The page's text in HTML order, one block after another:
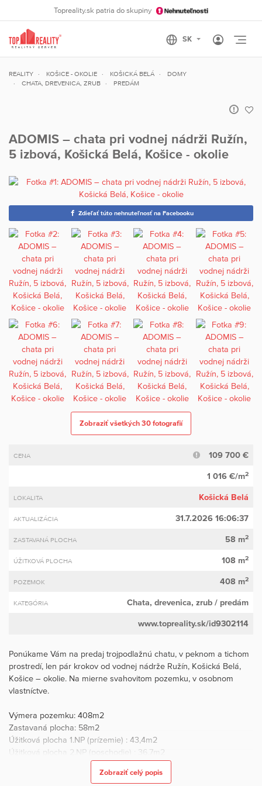
Topreality.sk patria do skupiny
REALITY KOŠICE - OKOLIE KOŠICKÁ BELÁ
DOMY
CHATA, DREVENICA, ZRUB
PREDÁM
ADOMIS – chata pri vodnej nádrži Ružín,
5 izbová, Košická Belá, Košice - okolie
Zdieľať túto nehnuteľnosť na Facebooku
Zobraziť všetkých 30 fotografií
CENA 109 700 €
1 016 €/m2
LOKALITA Košická Belá
AKTUALIZÁCIA 31.7.2026 16:06:37
ZASTAVANÁ PLOCHA 58 m2
ÚŽITKOVÁ PLOCHA 108 m2
POZEMOK 408 m2
KATEGÓRIA Chata, drevenica, zrub / predám
www.topreality.sk/id9302114
Ponúkame Vám na predaj trojpodlažnú chatu, v peknom a tichom
prostredí, len pár krokov od vodnej nádrže Ružín, Košická Belá,
Košice – okolie. Na mierne svahovitom pozemku, v osobnom
vlastníctve.
Výmera pozemku: 408m2
Zastavaná plocha: 58m2
Úžitková plocha 1.NP (prízemie) : 43,4m2
Úžitková plocha 2.NP (poschodie) : 36,7m2
Úžitková plocha 3.NP (podkrovie) : 28,4m2
Zobraziť celý popis